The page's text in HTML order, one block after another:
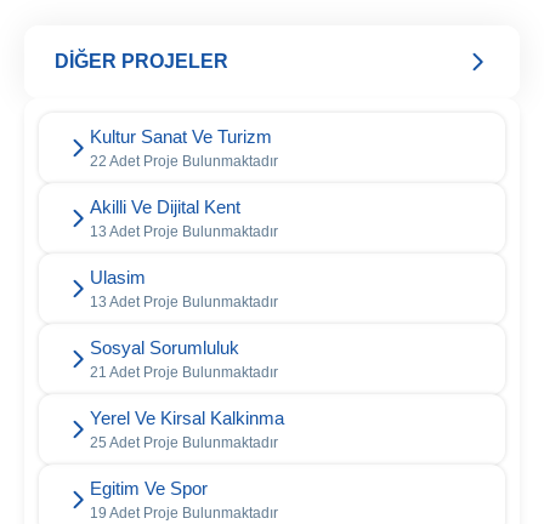
DİĞER PROJELER
Kultur Sanat Ve Turizm
22 Adet Proje Bulunmaktadır
Akilli Ve Dijital Kent
13 Adet Proje Bulunmaktadır
Ulasim
13 Adet Proje Bulunmaktadır
Sosyal Sorumluluk
21 Adet Proje Bulunmaktadır
Yerel Ve Kirsal Kalkinma
25 Adet Proje Bulunmaktadır
Egitim Ve Spor
19 Adet Proje Bulunmaktadır